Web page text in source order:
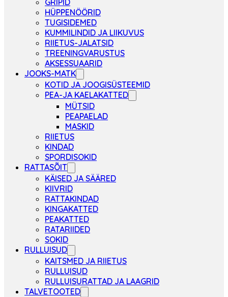
GRIPID
HÜPPENÖÖRID
TUGISIDEMED
KUMMILINDID JA LIIKUVUS
RIIETUS-JALATSID
TREENINGVARUSTUS
AKSESSUAARID
JOOKS-MATK
KOTID JA JOOGISÜSTEEMID
PEA-JA KAELAKATTED
MÜTSID
PEAPAELAD
MASKID
RIIETUS
KINDAD
SPORDISOKID
RATTASÕIT
KÄISED JA SÄÄRED
KIIVRID
RATTAKINDAD
KINGAKATTED
PEAKATTED
RATARIIDED
SOKID
RULLUISUD
KAITSMED JA RIIETUS
RULLUISUD
RULLUISURATTAD JA LAAGRID
TALVETOOTED